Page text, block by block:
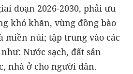
đoạn 2026-2030, phải ưu
khó khăn, vùng đồng bào
miền núi; tập trung vào các
: Nước sạch, đất sản
nhà ở cho người dân.